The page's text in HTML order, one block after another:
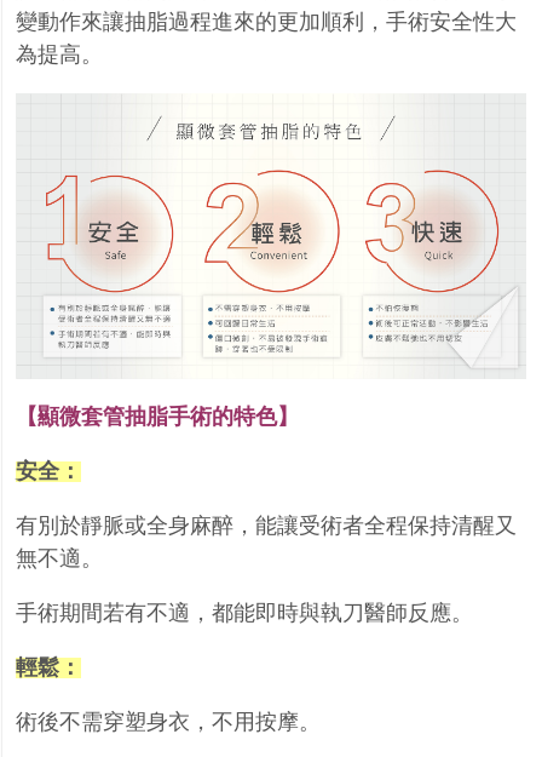
變動作來讓抽脂過程進來的更加順利，手術安全性大
為提高。
【顯微套管抽脂手術的特色】
安全：
有別於靜脈或全身麻醉，能讓受術者全程保持清醒又
無不適。
手術期間若有不適，都能即時與執刀醫師反應。
輕鬆：
術後不需穿塑身衣，不用按摩。